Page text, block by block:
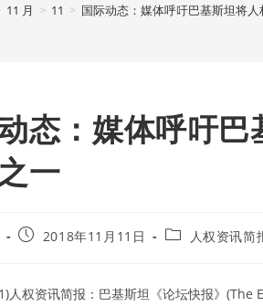
11 月 > 11 > 国际动态：媒体呼吁巴基斯坦将
态：媒体呼吁
一
Post2018年11月11日
Post 人权资讯简
人权资讯简报：巴基斯坦《论坛快报》(The